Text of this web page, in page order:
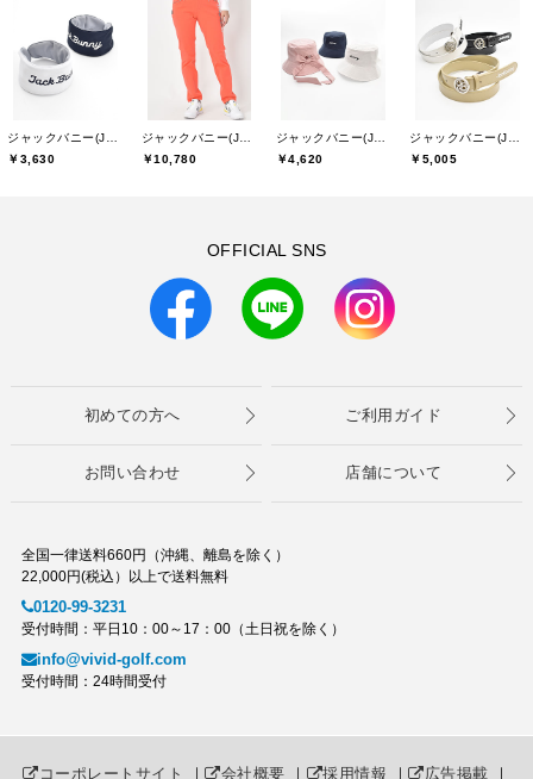
￥3,630
￥10,780
￥4,620
￥5,005
OFFICIAL SNS
初めての方へ ご利用ガイド
お問い合わせ 店舗について
全国一律送料660円（沖縄、離島を除く）
22,000円(税込）以上で送料無料
0120-99-3231
受付時間：平日10：00～17：00（土日祝を除く）
info@vivid-golf.com
受付時間：24時間受付
コーポレートサイト ｜ 会社概要 ｜ 採用情報 ｜ 広告掲載 ｜